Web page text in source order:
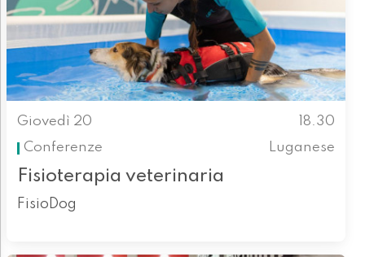
Giovedì 20
18.30
Conferenze
Luganese
Fisioterapia veterinaria
FisioDog